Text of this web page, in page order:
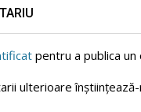
pentru a publica un
ulterioare